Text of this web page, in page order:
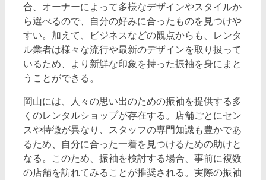
合、オーナーによって多様なデザインやスタイルか
ら選べるので、自分の好みに合ったものを見つけや
すい。加えて、ビジネスなどの観点からも、レンタ
ル業者は様々な流行や最新のデザインを取り扱って
いるため、より新鮮な印象を持った振袖を身にまと
うことができる。
岡山には、人々の思い出のための振袖を提供する多
くのレンタルショップが存在する。店舗ごとにセン
スや特徴が異なり、スタッフの専門知識も豊かであ
るため、自分に合った一着を見つけるための助けと
なる。このため、振袖を検討する場合、事前に複数
の店舗を訪れてみることが推奨される。実際の振袖